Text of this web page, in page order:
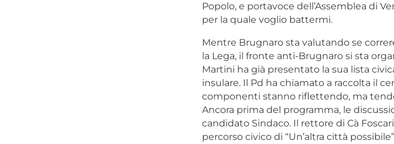
Popolo, e portavoce dell’Assemblea di
per la quale voglio battermi.
Mentre Brugnaro sta valutando se
la Lega, il fronte anti-Brugnaro si sta
Martini ha già presentato la sua lista
insulare. Il Pd ha chiamato a raccolta il
componenti stanno riflettendo, ma
Ancora prima del programma, le
candidato Sindaco. Il rettore di Cà
percorso civico di “Un’altra città